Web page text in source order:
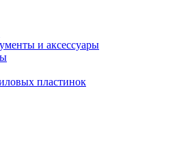
и аксессуары
пластинок